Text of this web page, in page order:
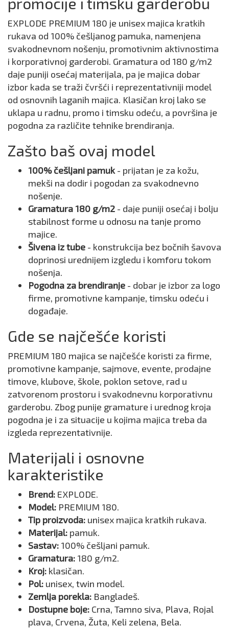
EXPLODE PREMIUM 180 je unisex majica kratkih
rukava od 100% češljanog pamuka, namenjena
svakodnevnom nošenju, promotivnim aktivnostima
i korporativnoj garderobi. Gramatura od 180 g/m2
daje puniji osećaj materijala, pa je majica dobar
izbor kada se traži čvršći i reprezentativniji model
od osnovnih laganih majica. Klasičan kroj lako se
uklapa u radnu, promo i timsku odeću, a površina je
pogodna za različite tehnike brendiranja.
Zašto baš ovaj model
100% češljani pamuk - prijatan je za kožu,
mekši na dodir i pogodan za svakodnevno
nošenje.
Gramatura 180 g/m2 - daje puniji osećaj i bolju
stabilnost forme u odnosu na tanje promo
majice.
Šivena iz tube - konstrukcija bez bočnih šavova
doprinosi urednijem izgledu i komforu tokom
nošenja.
Pogodna za brendiranje - dobar je izbor za logo
firme, promotivne kampanje, timsku odeću i
događaje.
Gde se najčešće koristi
PREMIUM 180 majica se najčešće koristi za firme,
promotivne kampanje, sajmove, evente, prodajne
timove, klubove, škole, poklon setove, rad u
zatvorenom prostoru i svakodnevnu korporativnu
garderobu. Zbog punije gramature i urednog kroja
pogodna je i za situacije u kojima majica treba da
izgleda reprezentativnije.
Materijali i osnovne
karakteristike
Brend: EXPLODE.
Model: PREMIUM 180.
Tip proizvoda: unisex majica kratkih rukava.
Materijal: pamuk.
Sastav: 100% češljani pamuk.
Gramatura: 180 g/m2.
Kroj: klasičan.
Pol: unisex, twin model.
Zemlja porekla: Bangladeš.
Dostupne boje: Crna, Tamno siva, Plava, Rojal
plava, Crvena, Žuta, Keli zelena, Bela.